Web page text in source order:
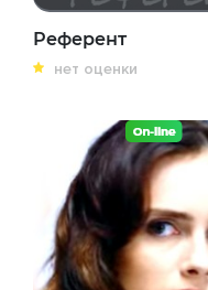
Референт
нет оценки